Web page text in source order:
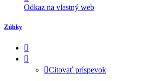
informácie
užívateľa
Odkaz na vlastný web
Zúbky
Citovať príspevok